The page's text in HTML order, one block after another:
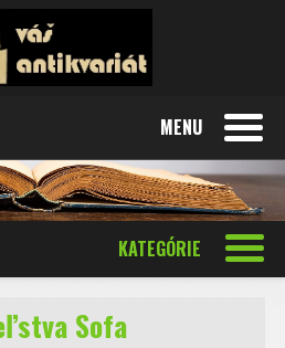
MENU
KATEGÓRIE
Sofa